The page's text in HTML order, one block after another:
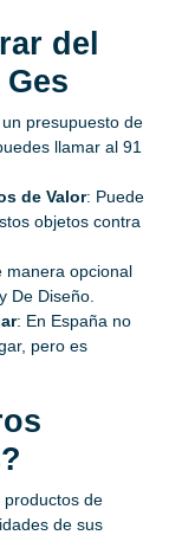
del
presupuesto de
llamar al 91
de Valor: Puede
objetos contra
manera opcional
De Diseño.
: En España no
pero es
de
de sus